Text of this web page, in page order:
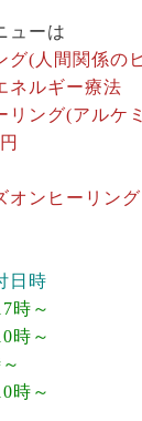
ューは
グ(人間関係の
ネルギー療法
リング(アルケ
オンヒーリング
日時
時～
時～
時～